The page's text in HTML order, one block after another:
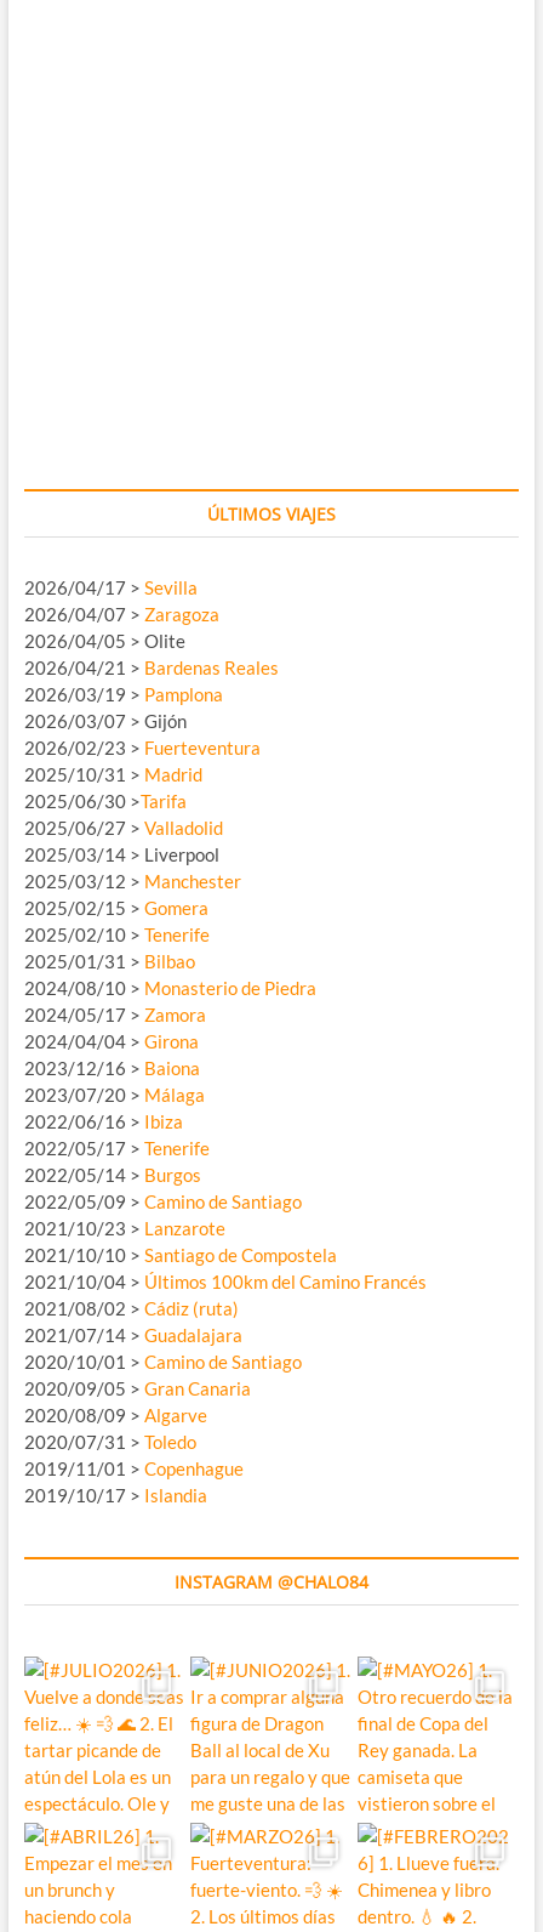
ÚLTIMOS VIAJES
2026/04/17 > Sevilla
2026/04/07 > Zaragoza
2026/04/05 > Olite
2026/04/21 > Bardenas Reales
2026/03/19 > Pamplona
2026/03/07 > Gijón
2026/02/23 > Fuerteventura
2025/10/31 > Madrid
2025/06/30 >Tarifa
2025/06/27 > Valladolid
2025/03/14 > Liverpool
2025/03/12 > Manchester
2025/02/15 > Gomera
2025/02/10 > Tenerife
2025/01/31 > Bilbao
2024/08/10 > Monasterio de Piedra
2024/05/17 > Zamora
2024/04/04 > Girona
2023/12/16 > Baiona
2023/07/20 > Málaga
2022/06/16 > Ibiza
2022/05/17 > Tenerife
2022/05/14 > Burgos
2022/05/09 > Camino de Santiago
2021/10/23 > Lanzarote
2021/10/10 > Santiago de Compostela
2021/10/04 > Últimos 100km del Camino Francés
2021/08/02 > Cádiz (ruta)
2021/07/14 > Guadalajara
2020/10/01 > Camino de Santiago
2020/09/05 > Gran Canaria
2020/08/09 > Algarve
2020/07/31 > Toledo
2019/11/01 > Copenhague
2019/10/17 > Islandia
INSTAGRAM @CHALO84